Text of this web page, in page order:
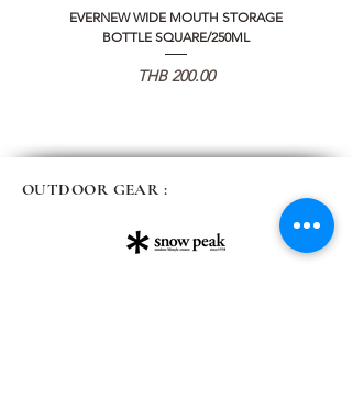
EVERNEW WIDE MOUTH STORAGE
BOTTLE SQUARE/250ML
Price
THB 200.00
OUTDOOR GEAR :